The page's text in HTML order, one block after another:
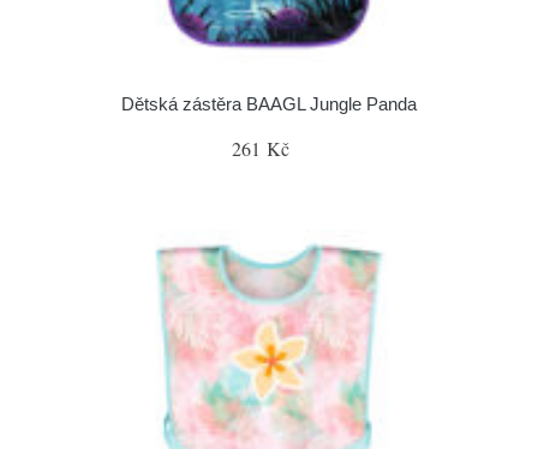
Dětská zástěra BAAGL Jungle Panda
261 Kč